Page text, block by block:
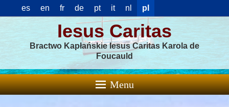
es en fr de pt it nl pl
Iesus Caritas
Bractwo Kapłańskie Iesus Caritas Karola de
Foucauld
Menu